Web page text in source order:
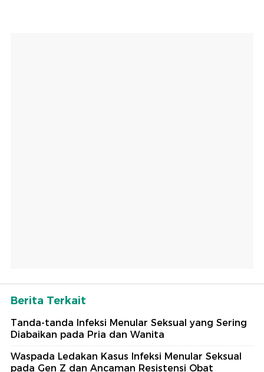
Berita Terkait
Tanda-tanda Infeksi Menular Seksual yang Sering
Diabaikan pada Pria dan Wanita
Waspada Ledakan Kasus Infeksi Menular Seksual
pada Gen Z dan Ancaman Resistensi Obat